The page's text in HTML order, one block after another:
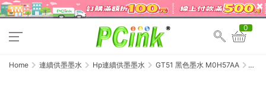
0
Home 連續供墨墨水 Hp連續供墨墨水
GT51 黑色墨水 M0H57AA